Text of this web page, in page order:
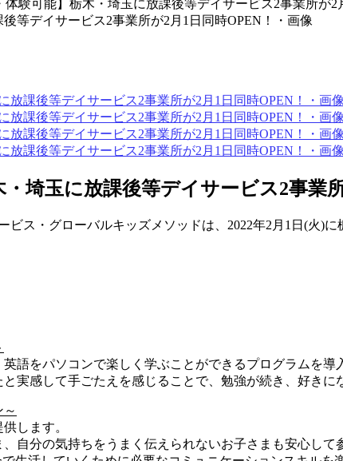
験可能】栃木・埼玉に放課後等デイサービス2事業所が2
埼玉に放課後等デイサービス2事業
ス・グローバルキッズメソッドは、2022年2月1日(火)
語をパソコンで楽しく学ぶことができるプログラムを
実感して手ごたえを感じることで、勉強が続き、好きに
供します。
自分の気持ちをうまく伝えられないお子さまも安心し